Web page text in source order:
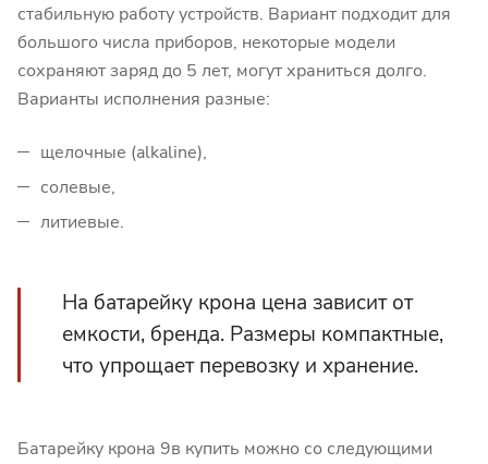
стабильную работу устройств. Вариант подходит для
большого числа приборов, некоторые модели
сохраняют заряд до 5 лет, могут храниться долго.
Варианты исполнения разные:
щелочные (alkaline),
солевые,
литиевые.
На батарейку крона цена зависит от
емкости, бренда. Размеры компактные,
что упрощает перевозку и хранение.
Батарейку крона 9в купить можно со следующими